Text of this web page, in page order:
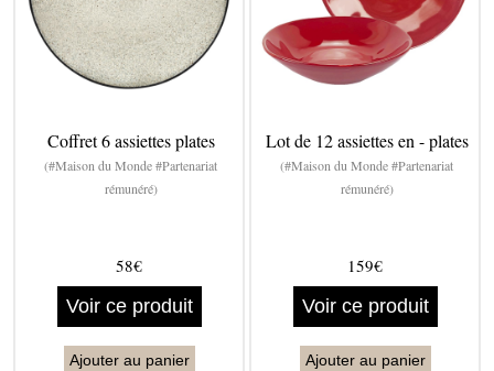
Coffret 6 assiettes plates
(#Maison du Monde #Partenariat
rémunéré)
58€
Voir ce produit
Ajouter au panier
Lot de 12 assiettes en - plates
(#Maison du Monde #Partenariat
rémunéré)
159€
Voir ce produit
Ajouter au panier